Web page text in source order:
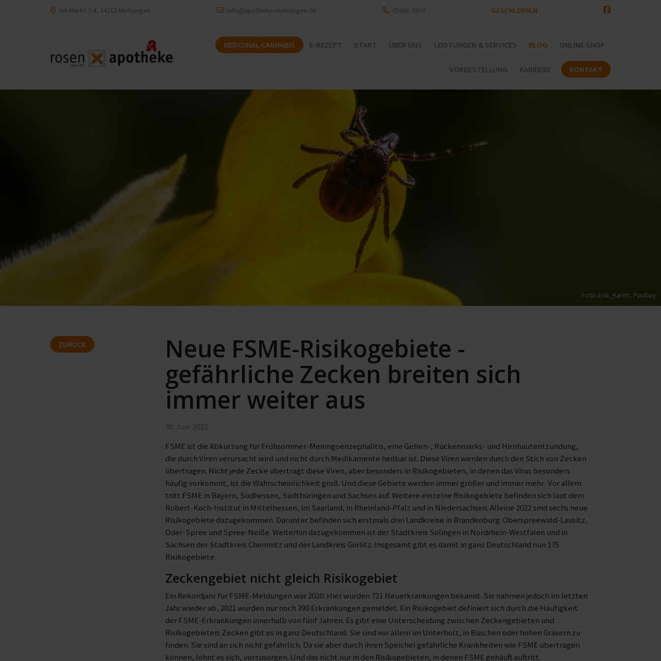
Am Markt 3-4, 34212 Melsungen info@apotheke-melsungen.de 05661 2934 GESCHLOSSEN
MEDIZINAL CANNABIS E-REZEPT START ÜBER UNS LEISTUNGEN & SERVICES BLOG ONLINE SHOP
VORBESTELLUNG KARRIERE KONTAKT
Foto: Erik_Karits, Pixabay
ZURÜCK
Neue FSME-Risikogebiete -
gefährliche Zecken breiten sich
immer weiter aus
30. Juni 2022
FSME ist die Abkürzung für Frühsommer-Meningoenzephalitis, eine Gehirn-, Rückenmarks- und Hirnhautentzündung,
die durch Viren verursacht wird und nicht durch Medikamente heilbar ist. Diese Viren werden durch den Stich von Zecken
übertragen. Nicht jede Zecke übertragt diese Viren, aber besonders in Risikogebieten, in denen das Virus besonders
häufig vorkommt, ist die Wahrscheinlichkeit groß. Und diese Gebiete werden immer größer und immer mehr. Vor allem
tritt FSME in Bayern, Südhessen, Südthüringen und Sachsen auf. Weitere einzelne Risikogebiete befinden sich laut dem
Robert-Koch-Institut in Mittelhessen, im Saarland, in Rheinland-Pfalz und in Niedersachsen. Alleine 2022 sind sechs neue
Risikogebiete dazugekommen. Darunter befinden sich erstmals drei Landkreise in Brandenburg: Oberspreewald-Lausitz,
Oder-Spree und Spree-Neiße. Weiterhin dazugekommen ist der Stadtkreis Solingen in Nordrhein-Westfalen und in
Sachsen der Stadtkreis Chemnitz und der Landkreis Görlitz. Insgesamt gibt es damit in ganz Deutschland nun 175
Risikogebiete.
Zeckengebiet nicht gleich Risikogebiet
Ein Rekordjahr für FSME-Meldungen war 2020: Hier wurden 721 Neuerkrankungen bekannt. Sie nahmen jedoch im letzten
Jahr wieder ab, 2021 wurden nur noch 390 Erkrankungen gemeldet. Ein Risikogebiet definiert sich durch die Häufigkeit
der FSME-Erkrankungen innerhalb von fünf Jahren. Es gibt eine Unterscheidung zwischen Zeckengebieten und
Risikogebieten: Zecken gibt es in ganz Deutschland. Sie sind vor allem im Unterholz, in Büschen oder hohen Gräsern zu
finden. Sie sind an sich nicht gefährlich. Da sie aber durch ihren Speichel gefährliche Krankheiten wie FSME übertragen
können, lohnt es sich, vorzusorgen. Und das nicht nur in den Risikogebieten, in denen FSME gehäuft auftritt.